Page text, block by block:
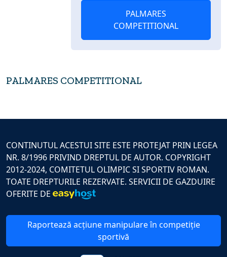
PALMARES
COMPETITIONAL
PALMARES COMPETITIONAL
CONTINUTUL ACESTUI SITE ESTE PROTEJAT PRIN LEGEA
NR. 8/1996 PRIVIND DREPTUL DE AUTOR. COPYRIGHT
2012-2024, COMITETUL OLIMPIC SI SPORTIV ROMAN.
TOATE DREPTURILE REZERVATE. SERVICII DE GAZDUIRE
OFERITE DE
Raportează acțiune manipulare în competiție
sportivă